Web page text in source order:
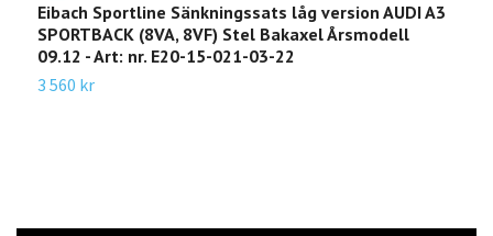
Eibach Sportline Sänkningssats låg version AUDI A3
SPORTBACK (8VA, 8VF) Stel Bakaxel Årsmodell
09.12 - Art: nr. E20-15-021-03-22
3 560 kr